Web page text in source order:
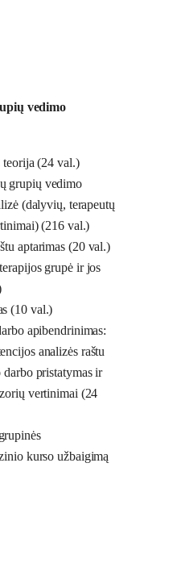
vedimo
teorija (24 val.)
grupių vedimo
(dalyvių, terapeutų
(216 val.)
aptarimas (20 val.)
grupė ir jos
(10 val.)
apibendrinimas:
analizės raštu
pristatymas ir
vertinimai (24
kurso užbaigimą